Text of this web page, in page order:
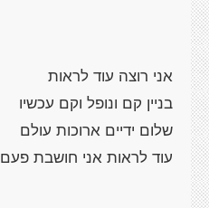
אני רוצה עוד לראות
בניין קם ונופל וקם עכשיו
שלום ידיים ארוכות עולם
עוד לראות אני חושבת פעם